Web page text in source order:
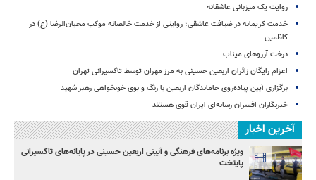
روایت یک میزبانی عاشقانه
خدمت کریمانه در ضیافت عاشقی؛ روایتی از خدمت خالصانه موکب محبان‌الرضا (ع) در
کاظمین
درخت آرزوهای میناب
اعزام رایگان زائران اربعین حسینی به مرز مهران توسط تاکسیرانی تهران
برگزاری آیین پیاده‌روی جاماندگان اربعین با رنگ و بوی خونخواهی رهبر شهید
خبرنگاران افسران رسانه‌ای ایران قوی هستند
آخرین اخبار
ویژه برنامه‌های فرهنگی و آیینی اربعین حسینی در پایانه‌های تاکسیرانی
پایتخت